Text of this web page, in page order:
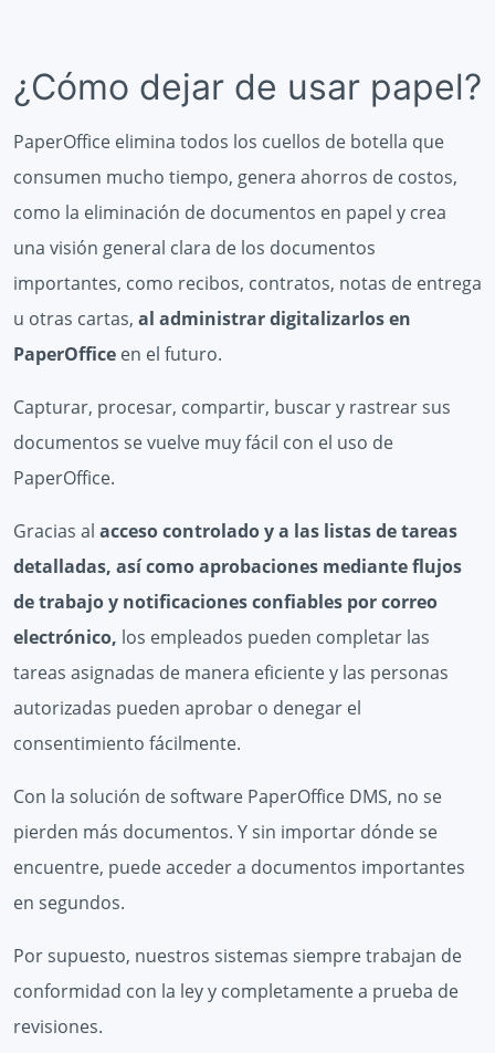
¿Cómo dejar de usar papel?
PaperOffice elimina todos los cuellos de botella que
consumen mucho tiempo, genera ahorros de costos,
como la eliminación de documentos en papel y crea
una visión general clara de los documentos
importantes, como recibos, contratos, notas de entrega
u otras cartas, al administrar digitalizarlos en
PaperOffice en el futuro.
Capturar, procesar, compartir, buscar y rastrear sus
documentos se vuelve muy fácil con el uso de
PaperOffice.
Gracias al acceso controlado y a las listas de tareas
detalladas, así como aprobaciones mediante flujos
de trabajo y notificaciones confiables por correo
electrónico, los empleados pueden completar las
tareas asignadas de manera eficiente y las personas
autorizadas pueden aprobar o denegar el
consentimiento fácilmente.
Con la solución de software PaperOffice DMS, no se
pierden más documentos. Y sin importar dónde se
encuentre, puede acceder a documentos importantes
en segundos.
Por supuesto, nuestros sistemas siempre trabajan de
conformidad con la ley y completamente a prueba de
revisiones.